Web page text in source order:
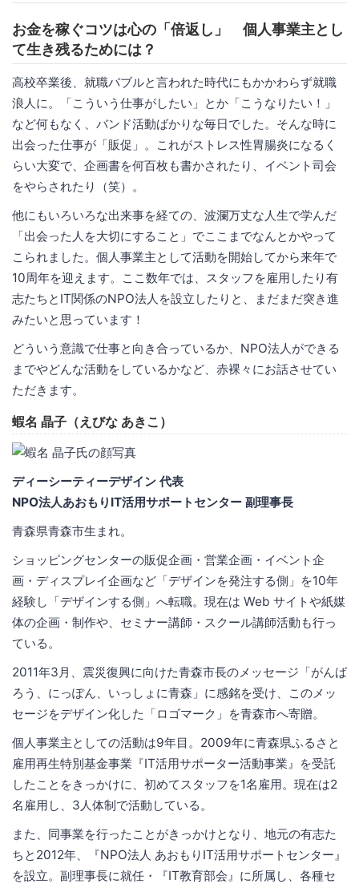
お金を稼ぐコツは心の「倍返し」 個人事業主とし
て生き残るためには？
高校卒業後、就職バブルと言われた時代にもかかわらず就職
浪人に。「こういう仕事がしたい」とか「こうなりたい！」
など何もなく、バンド活動ばかりな毎日でした。そんな時に
出会った仕事が「販促」。これがストレス性胃腸炎になるく
らい大変で、企画書を何百枚も書かされたり、イベント司会
をやらされたり（笑）。
他にもいろいろな出来事を経ての、波瀾万丈な人生で学んだ
「出会った人を大切にすること」でここまでなんとかやって
こられました。個人事業主として活動を開始してから来年で
10周年を迎えます。ここ数年では、スタッフを雇用したり有
志たちとIT関係のNPO法人を設立したりと、まだまだ突き進
みたいと思っています！
どういう意識で仕事と向き合っているか、NPO法人ができる
までやどんな活動をしているかなど、赤裸々にお話させてい
ただきます。
蝦名 晶子（えびな あきこ）
ディーシーティーデザイン 代表
NPO法人あおもりIT活用サポートセンター 副理事長
青森県青森市生まれ。
ショッピングセンターの販促企画・営業企画・イベント企
画・ディスプレイ企画など「デザインを発注する側」を10年
経験し「デザインする側」へ転職。現在は Web サイトや紙媒
体の企画・制作や、セミナー講師・スクール講師活動も行っ
ている。
2011年3月、震災復興に向けた青森市長のメッセージ「がんば
ろう、にっぽん、いっしょに青森」に感銘を受け、このメッ
セージをデザイン化した「ロゴマーク」を青森市へ寄贈。
個人事業主としての活動は9年目。2009年に青森県ふるさと
雇用再生特別基金事業『IT活用サポーター活動事業』を受託
したことをきっかけに、初めてスタッフを1名雇用。現在は2
名雇用し、3人体制で活動している。
また、同事業を行ったことがきっかけとなり、地元の有志た
ちと2012年、『NPO法人 あおもりIT活用サポートセンター』
を設立。副理事長に就任・『IT教育部会』に所属し、各種セ